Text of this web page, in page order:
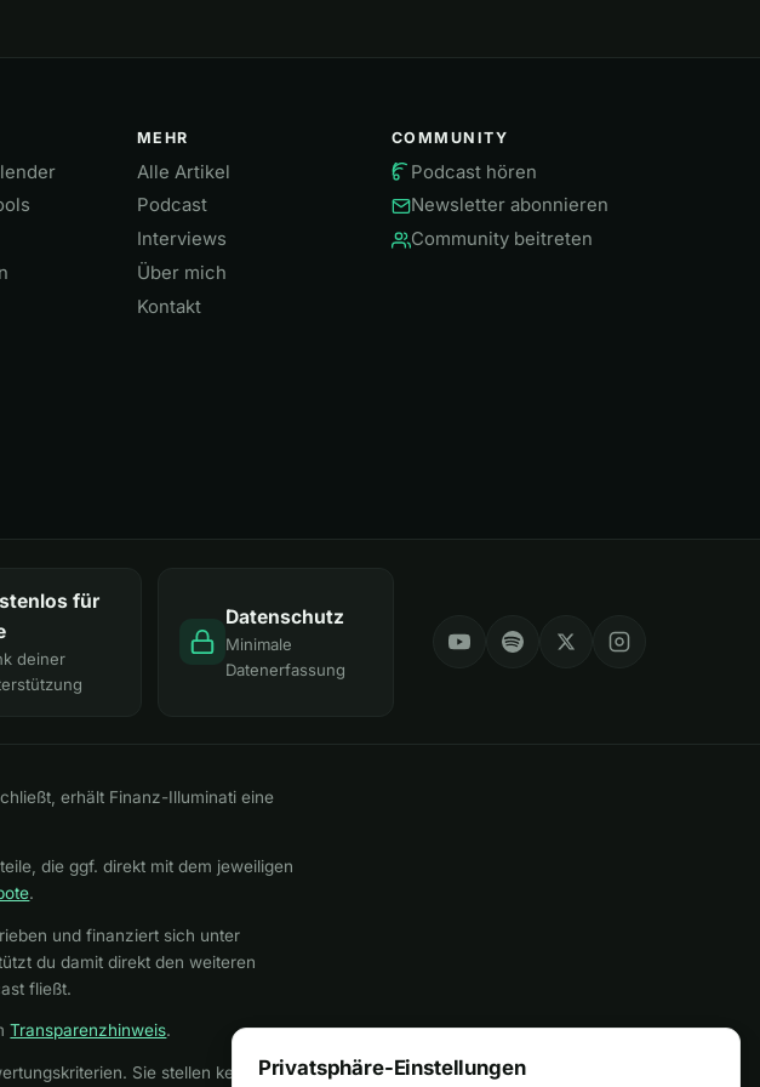
MEHR
Alle Artikel
Podcast
Interviews
Über mich
Kontakt
COMMUNITY
Podcast hören
Newsletter abonnieren
Community beitreten
für
deiner
Datenschutz
Minimale
Datenerfassung
erhält Finanz-Illuminati eine
die ggf. direkt mit dem jeweiligen
.
und finanziert sich unter
du damit direkt den weiteren
fließt.
Transparenzhinweis.
Sie stellen keinenPrivatsphäre-Einstellungen